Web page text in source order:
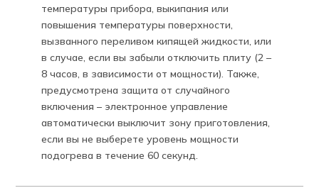
температуры прибора, выкипания или
повышения температуры поверхности,
вызванного переливом кипящей жидкости, или
в случае, если вы забыли отключить плиту (2 –
8 часов, в зависимости от мощности). Также,
предусмотрена защита от случайного
включения – электронное управление
автоматически выключит зону приготовления,
если вы не выберете уровень мощности
подогрева в течение 60 секунд.